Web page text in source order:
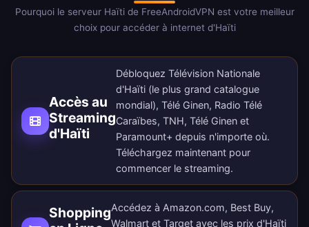
Pourquoi le serveur Haïti de FreeAndroidVPN est votre meilleur
choix pour accéder à internet d'Haïti
Accès au
Streaming
d'Haïti
Débloquez Télévision Nationale
d'Haïti (le plus grand catalogue
mondial), Télé Ginen, Radio Télé
Caraïbes, TNH, Télé Ginen et
Paramount+ depuis n'importe où.
Téléchargez maintenant pour
commencer le streaming.
ShoppingAccédez à Amazon.com, Best Buy,
Walmart et Target avec les prix d'Haïti